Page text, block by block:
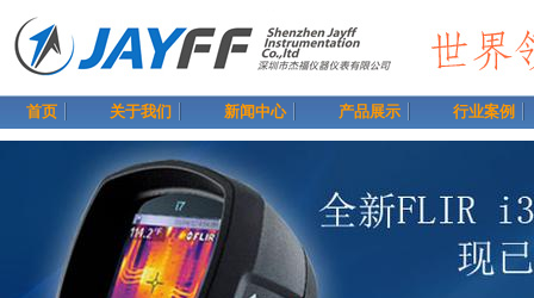
首页 关于我们 新闻中心 产品展示 行业案例